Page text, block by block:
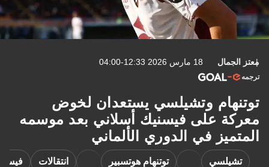
معتز الجمال 18 مارس 2026 12:33-04:00
ترجمه
توتنهام وتشيلسي يستعدان لخوض
معركة على فيسنيك أسلاني بعد موسمه
المتميز في الدوري الألماني
تشيلسي توتنهام هوتسبير انتقالات